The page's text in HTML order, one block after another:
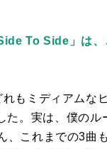
To Side」は、
もミディアムな
た。実は、僕の
、これまでの3曲